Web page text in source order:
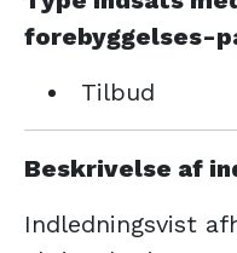
forebyggelses-
Tilbud
Beskrivelse af
Indledningsvist